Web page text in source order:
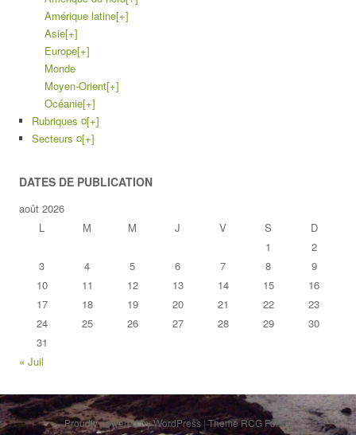
Amérique latine[+]
Asie[+]
Europe[+]
Monde
Moyen-Orient[+]
Océanie[+]
Rubriques ¤[+]
Secteurs ¤[+]
DATES DE PUBLICATION
août 2026
L
M M J V S
D
1
2
3
4 5 6 7 8
9
10
11 12 13 14 15
16
17
18 19 20 21 22
23
24
25 26 27 28 29
30
31
« Juil
Proudly powered by WordPress|Theme RCG Forest